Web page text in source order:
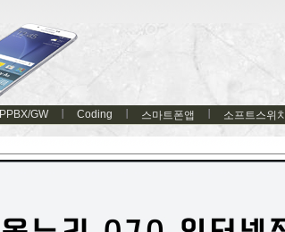
IPPBX/GW Coding 스마트폰앱 소프트스위치